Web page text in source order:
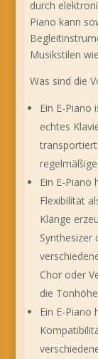
durch
Piano kann
Musikstilen
Was sind die
Ein E-Piano
echtes
Ein E-Piano
Flexibilität
Klänge
Synthesizer
Chor oder
die
Ein E-Piano